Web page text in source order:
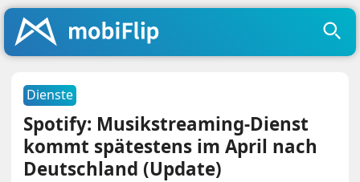
Dienste
Spotify: Musikstreaming-Dienst
kommt spätestens im April nach
Deutschland (Update)